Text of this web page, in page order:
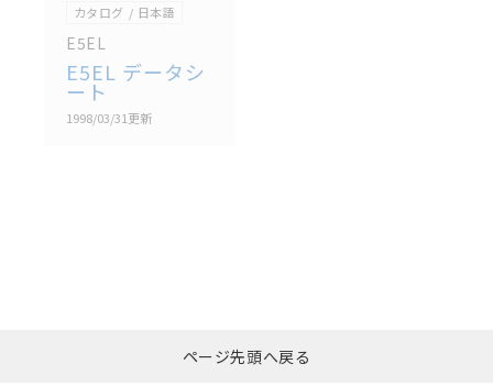
カタログ 日本語
E5EL
E5EL データシ
ート
1998/03/31更新
括ダウンロード
ページ先頭へ戻る